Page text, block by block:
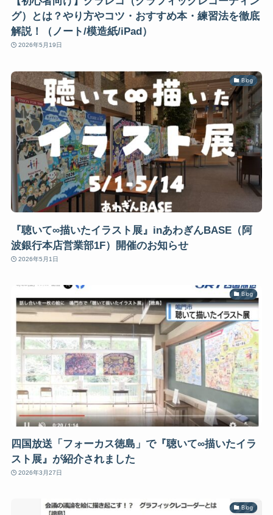
グ）とは？やり方やコツ・おすすめ本・練習法を徹底
解説！（ノート/模造紙/iPad）
2026年5月19日
Blog
『聴いて∞描いたイラスト展』inあわぎんBASE（阿
波銀行本店営業部1F）開催のお知らせ
2026年5月1日
Blog
四国放送「フォーカス徳島」で『聴いて∞描いたイラ
スト展』が紹介されました
2026年3月27日
Blog